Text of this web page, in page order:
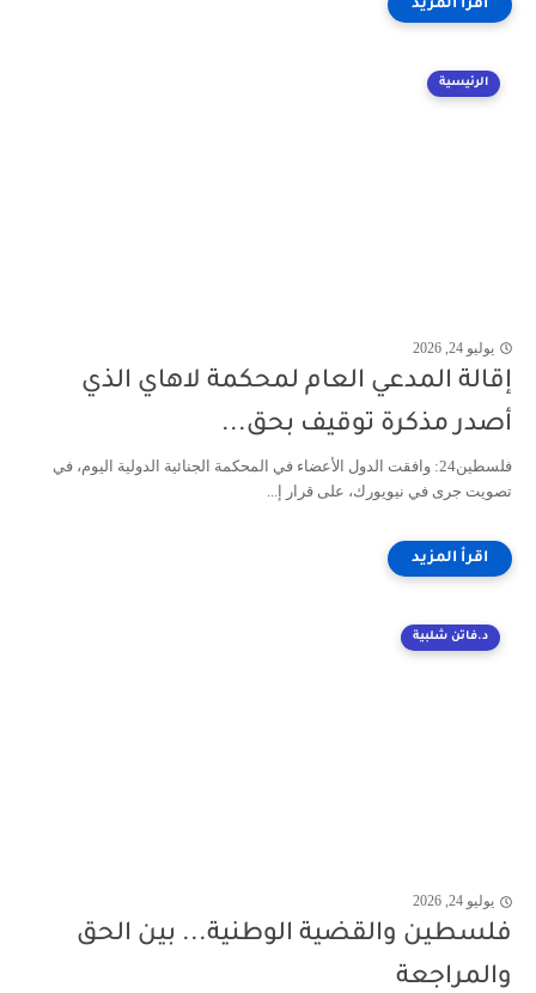
الرئيسية
يوليو 24, 2026
إقالة المدعي العام لمحكمة لاهاي الذي
أصدر مذكرة توقيف بحق...
فلسطين24: وافقت الدول الأعضاء في المحكمة الجنائية الدولية اليوم، في
تصويت جرى في نيويورك، على قرار إ...
د.فاتن شلبية
يوليو 24, 2026
فلسطين والقضية الوطنية... بين الحق
والمراجعة